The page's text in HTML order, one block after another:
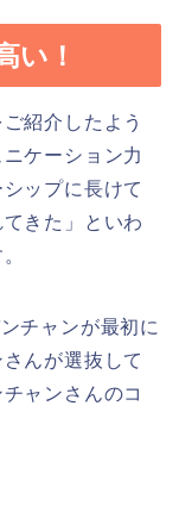
い！
紹介したよう
ケーション力
ップに長けて
きた」といわ
チャンが最初に
んが選抜して
ャンさんのコ